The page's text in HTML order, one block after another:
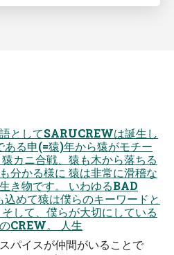
としてSARUCREWは誕生し
ある申(=猿)年から猿がモチー
カニ合戦、猿も木から落ちる
分かる様に 猿は非常に滑稽な
き物です。 いわゆるBAD
めて猿は僕らのキーワードと
して、僕らが大切にしている
CREW。 人生
パイスが仲間がいることで